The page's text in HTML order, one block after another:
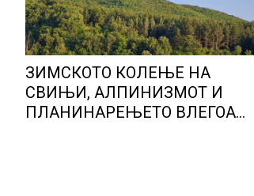
ЗИМСКОТО КОЛЕЊЕ НА
СВИЊИ, АЛПИНИЗМОТ И
ПЛАНИНАРЕЊЕТО ВЛЕГОА